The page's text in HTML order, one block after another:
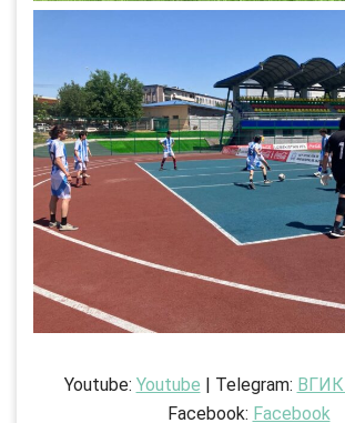
Youtube: Youtube | Telegram:
Facebook: Facebook